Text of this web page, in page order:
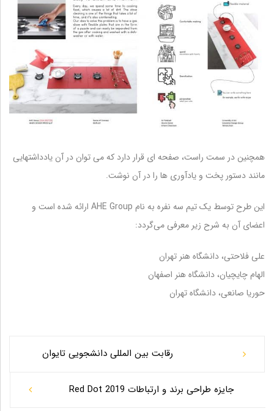
همچنین در سمت راست، صفحه ای قرار دارد که می توان در آن یادداشتهایی
مانند دستور پخت و یادآوری ها را در آن نوشت.
این طرح توسط یک تیم سه نفره به نام AHE Group ارائه شده است و
اعضای آن به شرح زیر معرفی می‌گردد:
علی فلاحتی، دانشگاه هنر تهران
الهام چایچیان، دانشگاه هنر اصفهان
حوریا صانعی، دانشگاه تهران
صقحه
بندی
رقابت بین المللی دانشجویی تایوان
جایزه طراحی برند و ارتباطات Red Dot 2019